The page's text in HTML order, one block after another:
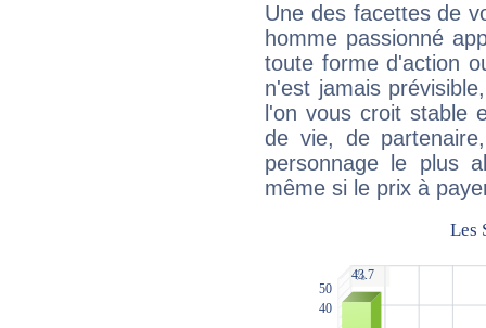
Une des facettes de
homme passionné
toute forme d'action
n'est jamais
l'on vous croit stable
de vie, de
personnage le plus
même si le prix à